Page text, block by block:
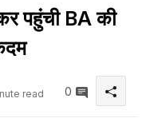
पहुंची BA की
read 0